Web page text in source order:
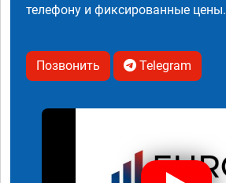
телефону и фиксированные цены.
Позвонить Telegram